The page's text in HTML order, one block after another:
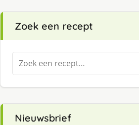
Zoek een recept
Zoeken
naar:
Nieuwsbrief